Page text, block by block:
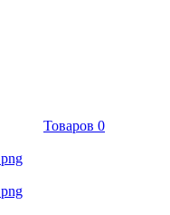
Товаров 0